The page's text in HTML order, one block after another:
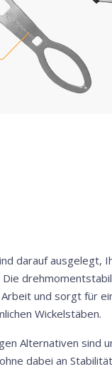
darauf ausgelegt,
und sorgt für
Wickelstäben.
Alternativen sind
dabei an